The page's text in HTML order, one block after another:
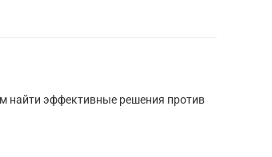
найти эффективные решения против